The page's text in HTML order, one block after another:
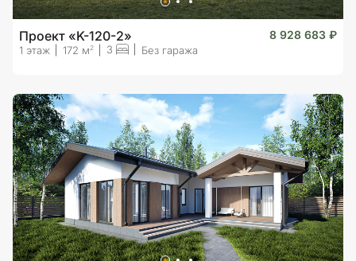
Проект «K-120-2» 8 928 683 ₽
1 этаж 172 м 2 3 Без гаража